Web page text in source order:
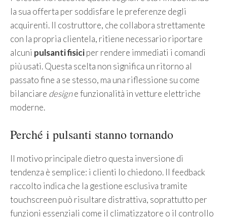
la sua offerta per soddisfare le preferenze degli
acquirenti. Il costruttore, che collabora strettamente
con la propria clientela, ritiene necessario riportare
alcuni pulsanti fisiciper rendere immediati i comandi
più usati. Questa scelta non significa un ritorno al
passato fine a se stesso, ma una riflessione su come
bilanciare designe funzionalità in vetture elettriche
moderne.
Perché i pulsanti stanno tornando
Il motivo principale dietro questa inversione di
tendenza è semplice: i clienti lo chiedono. Il feedback
raccolto indica che la gestione esclusiva tramite
touchscreen può risultare distrattiva, soprattutto per
funzioni essenziali come il climatizzatore o il controllo